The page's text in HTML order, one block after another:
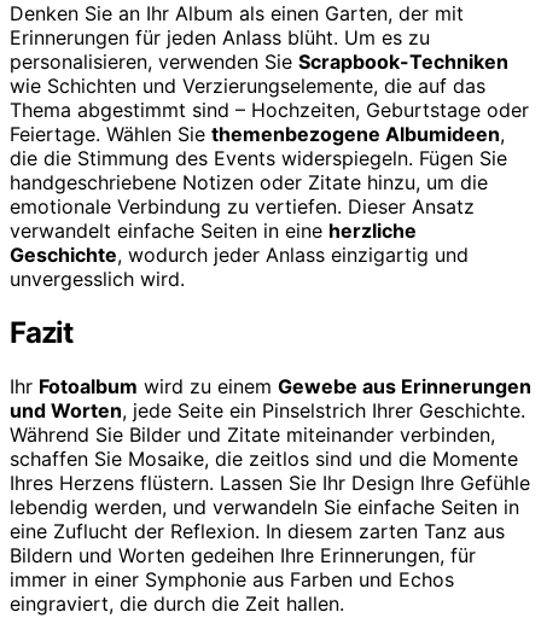
Denken Sie an Ihr Album als einen Garten, der mit
Erinnerungen für jeden Anlass blüht. Um es zu
personalisieren, verwenden Sie Scrapbook-Techniken
wie Schichten und Verzierungselemente, die auf das
Thema abgestimmt sind – Hochzeiten, Geburtstage oder
Feiertage. Wählen Sie themenbezogene Albumideen,
die die Stimmung des Events widerspiegeln. Fügen Sie
handgeschriebene Notizen oder Zitate hinzu, um die
emotionale Verbindung zu vertiefen. Dieser Ansatz
verwandelt einfache Seiten in eine herzliche
Geschichte, wodurch jeder Anlass einzigartig und
unvergesslich wird.
Fazit
Ihr Fotoalbum wird zu einem Gewebe aus Erinnerungen
und Worten, jede Seite ein Pinselstrich Ihrer Geschichte.
Während Sie Bilder und Zitate miteinander verbinden,
schaffen Sie Mosaike, die zeitlos sind und die Momente
Ihres Herzens flüstern. Lassen Sie Ihr Design Ihre Gefühle
lebendig werden, und verwandeln Sie einfache Seiten in
eine Zuflucht der Reflexion. In diesem zarten Tanz aus
Bildern und Worten gedeihen Ihre Erinnerungen, für
immer in einer Symphonie aus Farben und Echos
eingraviert, die durch die Zeit hallen.